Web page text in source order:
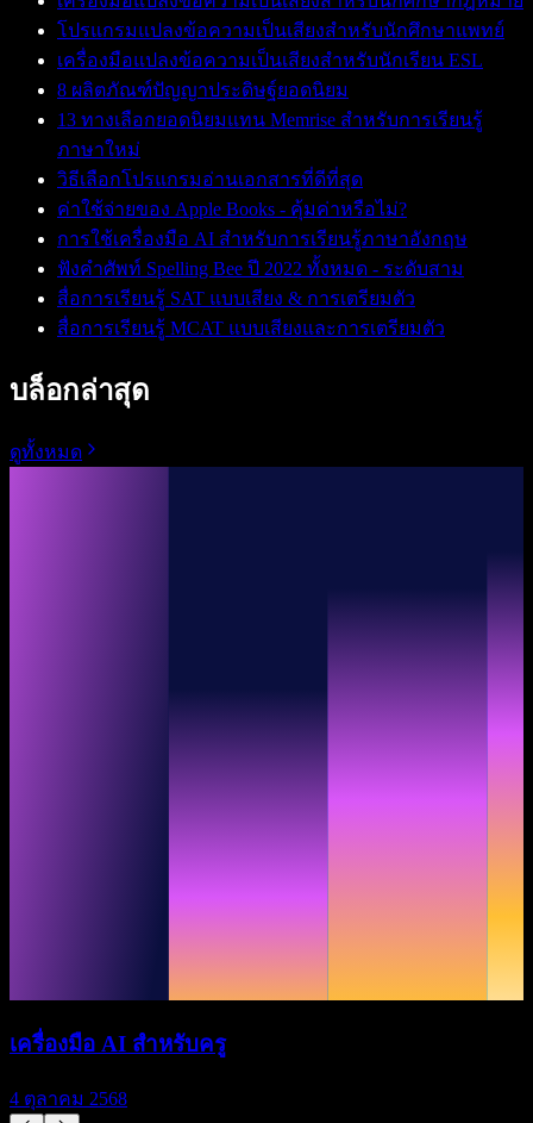
โปรแกรมแปลงข้อความเป็นเสียงสำหรับนักศึกษาแพทย์
เครื่องมือแปลงข้อความเป็นเสียงสำหรับนักเรียน ESL
8 ผลิตภัณฑ์ปัญญาประดิษฐ์ยอดนิยม
13 ทางเลือกยอดนิยมแทน Memrise สำหรับการเรียนรู้
ภาษาใหม่
วิธีเลือกโปรแกรมอ่านเอกสารที่ดีที่สุด
ค่าใช้จ่ายของ Apple Books - คุ้มค่าหรือไม่?
การใช้เครื่องมือ AI สำหรับการเรียนรู้ภาษาอังกฤษ
ฟังคำศัพท์ Spelling Bee ปี 2022 ทั้งหมด - ระดับสาม
สื่อการเรียนรู้ SAT แบบเสียง & การเตรียมตัว
สื่อการเรียนรู้ MCAT แบบเสียงและการเตรียมตัว
บล็อกล่าสุด
ดูทั้งหมด
เครื่องมือ AI สำหรับครู
4 ตุลาคม 2568